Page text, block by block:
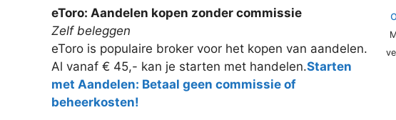
eToro: Aandelen kopen zonder commissie
Zelf beleggen
eToro is populaire broker voor het kopen van aandelen.
Al vanaf € 45,- kan je starten met handelen.Starten
met Aandelen: Betaal geen commissie of
beheerkosten!